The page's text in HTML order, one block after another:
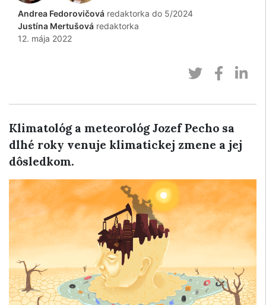
Andrea Fedorovičová redaktorka do 5/2024
Justína Mertušová redaktorka
12. mája 2022
Klimatológ a meteorológ Jozef Pecho sa
dlhé roky venuje klimatickej zmene a jej
dôsledkom.